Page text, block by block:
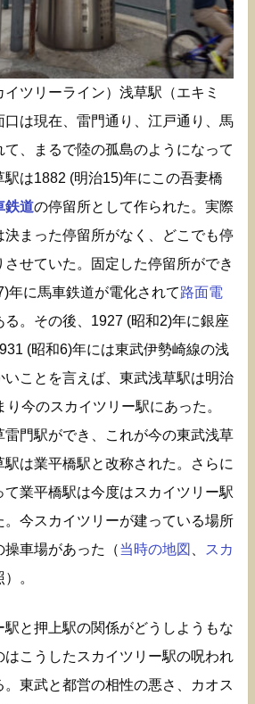
ツリーライン）浅草駅（エキミ
口は現在、雷門通り、江戸通り、馬
、まるで陸の孤島のようになって
駅は1882 (明治15)年にこの吾妻橋
鉄道の停留所として作られた。実際
決まった停留所がなく、どこでも停
せていた。固定した停留所ができ
年に馬車鉄道が電化されて路面電
る。その後、1927 (昭和2)年に銀座
(昭和6)年には東武伊勢崎線の浅
いことを言えば、東武浅草駅は明治
り今のスカイツリー駅にあった。
雷門駅ができ、これが今の東武浅草
は業平橋駅と改称された。さらに
て業平橋駅は今度はスカイツリー駅
。今スカイツリーが建っている場所
車場があった（当時の地図
スカ
。
と押上駅の関係がどうしようもな
はこうしたスカイツリー駅の呪われ
東武と都営の相性の悪さ、カオス